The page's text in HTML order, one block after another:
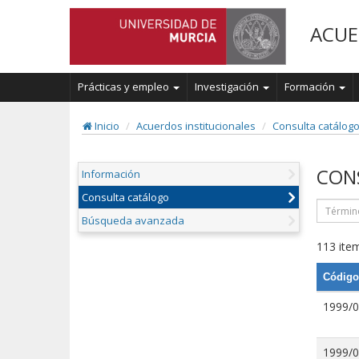
Prácticas y empleo Investigación Formación
Inicio Acuerdos institucionales Consulta catálogo
Información
Consulta catálogo
Búsqueda avanzada
113
Código
1999/
1999/